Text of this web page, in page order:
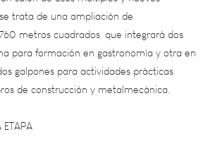
formación en gastronomía y otra en
galpones para actividades prácticas
de construcción y metalmecánica.
en proceso de licitación la